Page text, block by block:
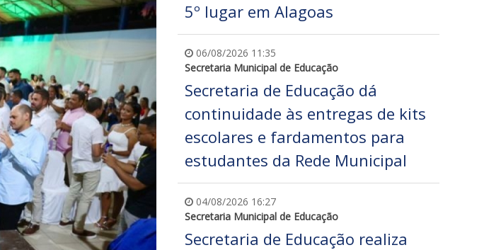
5º lugar em Alagoas
06/08/2026 11:35
Secretaria Municipal de Educação
Secretaria de Educação dá
continuidade às entregas de kits
escolares e fardamentos para
estudantes da Rede Municipal
04/08/2026 16:27
Secretaria Municipal de Educação
Secretaria de Educação realiza